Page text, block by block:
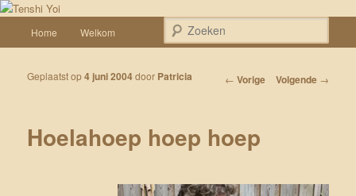
Spring naar de primaire inhoud
Tenshi Yoi
Een weblog over onze Shiba’s (Keiko, Rontu, Miyuki, Tatsu en Yumi)
Home Welkom
Bericht navigatie
← Vorige Volgende →
Hoelahoep hoep hoep
Geplaatst op4 juni 2004door Patricia